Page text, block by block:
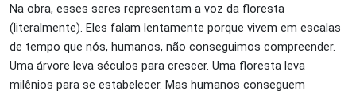
Na obra, esses seres representam a voz da floresta
(literalmente). Eles falam lentamente porque vivem em escalas
de tempo que nós, humanos, não conseguimos compreender.
Uma árvore leva séculos para crescer. Uma floresta leva
milênios para se estabelecer. Mas humanos conseguem